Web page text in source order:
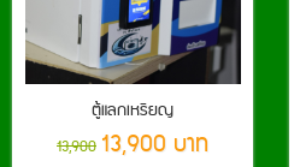
ตู้แลกเหรียญ
13,900 13,900 บาท